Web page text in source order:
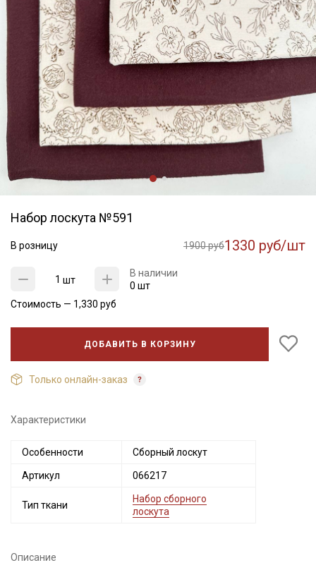
Набор лоскута №591
В розницу 1900 руб1330 руб/шт
шт
В наличии
0 шт
Стоимость — 1,330 руб
ДОБАВИТЬ В КОРЗИНУ
Только онлайн-заказ
Характеристики
Особенности Сборный лоскут
Артикул 066217
Тип ткани
Набор сборного
лоскута
Описание
промокоды и скидки до 30% на узкие
категории тканей